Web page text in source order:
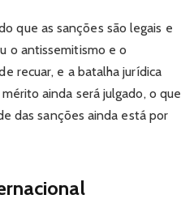
que as sanções são legais e
o antissemitismo e o
recuar, e a batalha jurídica
ainda será julgado, o que
das sanções ainda está por